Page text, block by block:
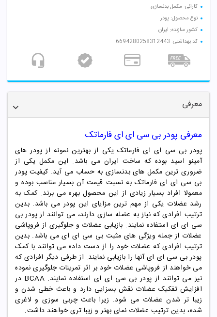
کارائی: مکمل بدنسازی
نوع محصول: پودر
کشور سازنده: ایران
کد بهداشتی: 6694280258312443
معرفی
معرفی پودر بی سی ای ای فارماتک
پودر بی سی ای ای فارماتک یکی از بهترین نمونه از پودر های
آمینو اسید بوده که ساخت ایران می باشد. این مکمل یکی از
ضروری ترین مکمل های بدنسازی به حساب می آید. کیفیت پودر
بی سی ای ای فارماتک به نسبت قیمت آن بسیار مناسب بوده و
معمولا افراد بسیار زیادی از این محصول بهره می برند. کمک به
رشد عضلات یکی از مهم ترین مزایای این پودر می باشد. بدین
ترتیب افرادی که نیاز به عضله سازی دارند، می توانند از پودر بی
سی ای ای استفاده نمایند. بازیابی عضلات و جلوگیری از فروپاشی
عضلات از جمله ویژگی های مثبت بی سی ای ای می باشد. بدین
ترتیب افرادی که عضلات خود را از دست داده می توانند با کمک
پودر بی سی ای ای آنها را بازیابی نمایند. از طرفی دیگر افرادی که
می خواهند از فروپاشی عضلات خود بر اثر تمرینات جلوگیری نموده
نیز می توانند از پودر بی سی ای ای استفاده نمایند. BCAA در
افزایش تفکیک عضلات نقش بسزایی دارد و باعث خطی شدن و
زیبا تر شدن عضلات می شود. زیرا باعث چربی سوزی و لاغری
شده، بدین ترتیب عضلات نمای بهتر و زیبا تری خواهند داشت.